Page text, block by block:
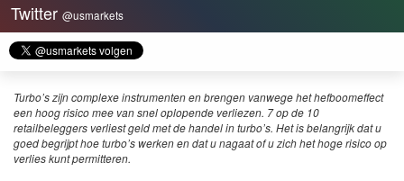
Twitter @usmarkets
Turbo’s zijn complexe instrumenten en brengen vanwege het hefboomeffect
een hoog risico mee van snel oplopende verliezen. 7 op de 10
retailbeleggers verliest geld met de handel in turbo’s. Het is belangrijk dat u
goed begrijpt hoe turbo’s werken en dat u nagaat of u zich het hoge risico op
verlies kunt permitteren.